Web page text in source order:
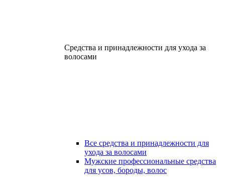
Средства и принадлежности для ухода за
волосами
Все средства и принадлежности для
ухода за волосами
Мужские профессиональные средства
для усов, бороды, волос